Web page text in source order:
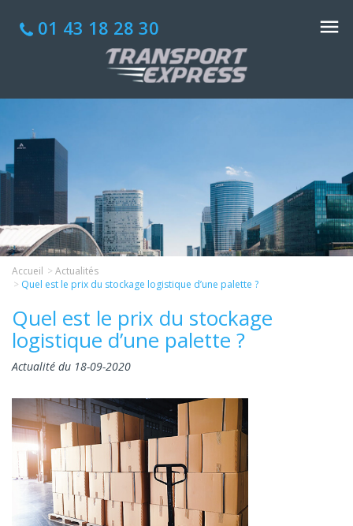
01 43 18 28 30
Accueil
Actualités
Quel est le prix du stockage logistique d’une palette ?
Quel est le prix du stockage
logistique d’une palette ?
Actualité du 18-09-2020